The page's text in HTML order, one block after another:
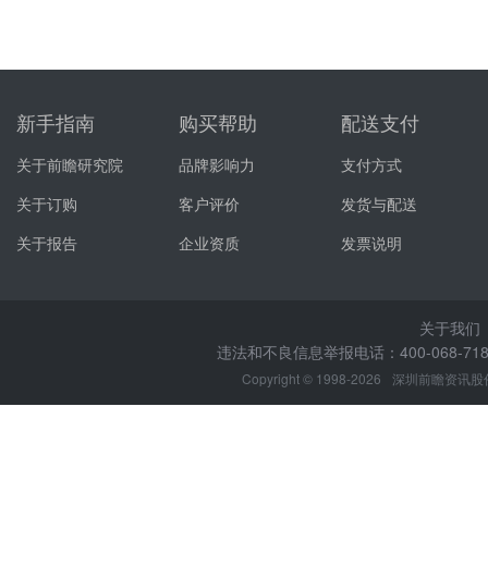
新手指南
关于前瞻研究院
关于订购
关于报告
购买帮助
品牌影响力
客户评价
企业资质
配送支付
支付方式
发货与配送
发票说明
关于我们
违法和不良信息举报电话：400-068-
Copyright © 1998-2026 深圳前瞻资讯股